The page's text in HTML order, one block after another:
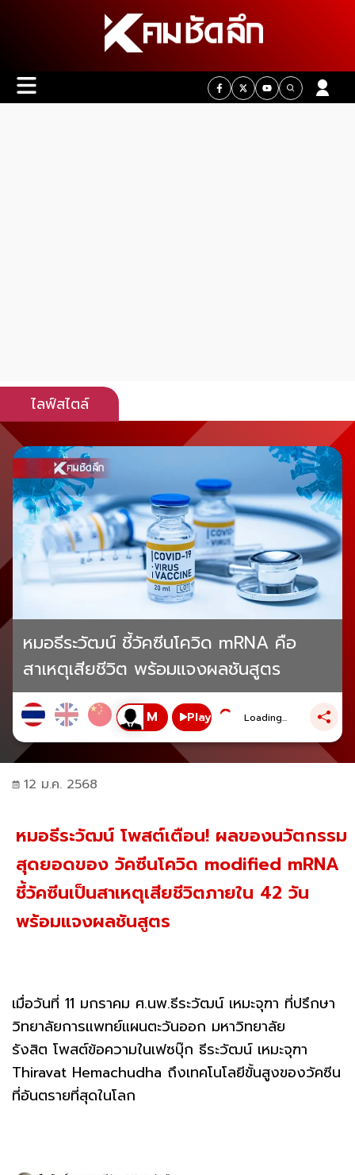
ไลฟ์สไตล์
หมอธีระวัฒน์ ชี้วัคซีนโควิด mRNA คือ
สาเหตุเสียชีวิต พร้อมแจงผลชันสูตร
Play Loading...
12 ม.ค. 2568
หมอธีระวัฒน์ โพสต์เตือน! ผลของนวัตกรรม
สุดยอดของ วัคซีนโควิด modified mRNA
ชี้วัคซีนเป็นสาเหตุเสียชีวิตภายใน 42 วัน
พร้อมแจงผลชันสูตร
เมื่อวันที่ 11 มกราคม ศ.นพ.ธีระวัฒน์ เหมะจุฑา ที่ปรึกษา
วิทยาลัยการแพทย์แผนตะวันออก มหาวิทยาลัย
รังสิต โพสต์ข้อความในเฟซบุ๊ก ธีระวัฒน์ เหมะจุฑา
Thiravat Hemachudha ถึงเทคโนโลยีขั้นสูงของวัคซีน
ที่อันตรายที่สุดในโลก